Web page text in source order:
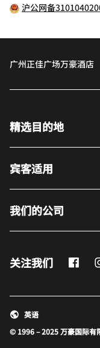
沪公网备
广州正佳广场万豪酒店
精选目的地
宾客适用
我们的公司
关注我们
© 1996 – 2025 万豪国际有
英语